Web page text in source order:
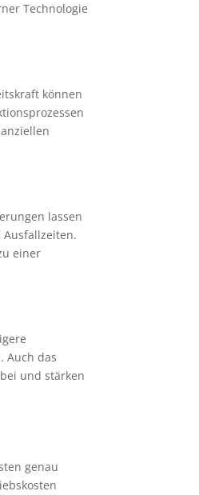
Technologie
können
lassen
einer
Auch das
und stärken
genau